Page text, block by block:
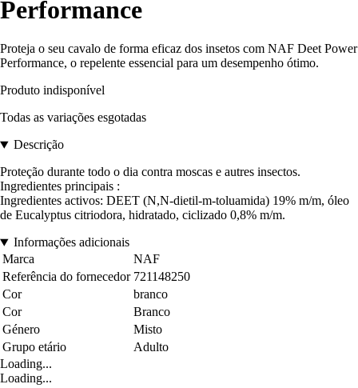
Performance
Proteja o seu cavalo de forma eficaz dos insetos com NAF Deet Power
Performance, o repelente essencial para um desempenho ótimo.
Produto indisponível
Todas as variações esgotadas
Descrição
Proteção durante todo o dia contra moscas e autres insectos.
Ingredientes principais :
Ingredientes activos: DEET (N,N-dietil-m-toluamida) 19% m/m, óleo
de Eucalyptus citriodora, hidratado, ciclizado 0,8% m/m.
Informações adicionais
Marca
NAF
Referência do fornecedor 721148250
Cor
branco
Cor
Branco
Género
Misto
Grupo etário
Adulto
Loading...
Loading...